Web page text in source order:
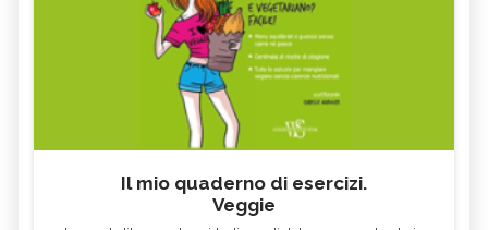
Il mio quaderno di esercizi.
Veggie